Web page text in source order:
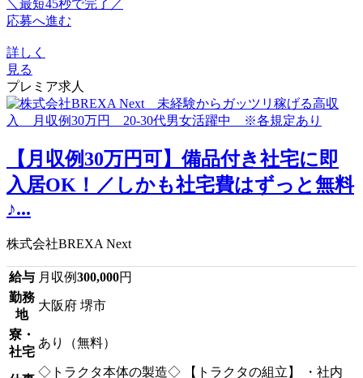
＼最短45秒で完了／
応募へ進む
詳しく
見る
プレミア求人
【月収例30万円可】備品付き社宅に即
入居OK！／しかも社宅費はずっと無料
♪...
株式会社BREXA Next
給与 月収例300,000円
勤務
地
大阪府 堺市
寮・
社宅
あり（無料）
◇トラクタ本体の製造◇ 【トラクタの組立】 ・社内